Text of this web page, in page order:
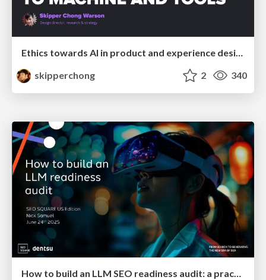
Ethics towards AI in product and experience design
skipperchong
2 340
How to build an LLM SEO readiness audit: a practical framework